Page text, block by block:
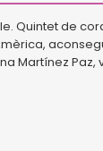
Quintet de
Martínez